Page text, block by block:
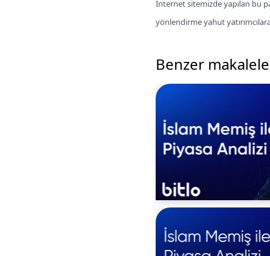
İnternet sitemizde yapılan bu
yönlendirme yahut
Benzer